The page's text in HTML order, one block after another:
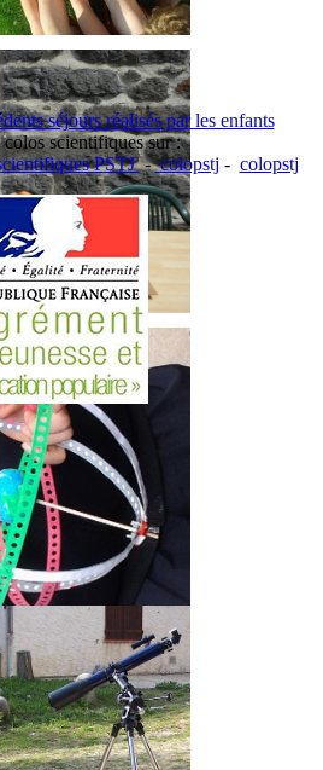
séjours réalisés par les enfants
colos scientifiques sur :
PSTJ-colopstj - colopstj